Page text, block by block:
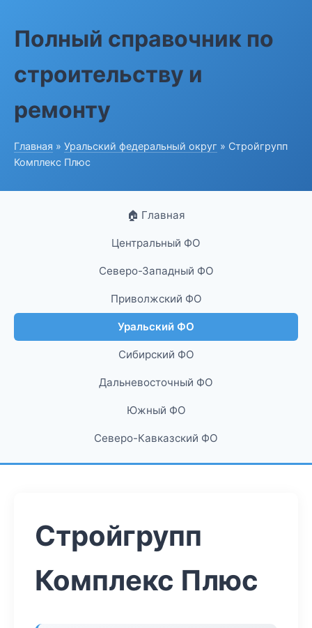
Полный справочник по
строительству и
ремонту
Главная » Уральский федеральный округ » Стройгрупп
Комплекс Плюс
🏠 Главная
Центральный ФО
Северо-Западный ФО
Приволжский ФО
Уральский ФО
Сибирский ФО
Дальневосточный ФО
Южный ФО
Северо-Кавказский ФО
Стройгрупп
Комплекс Плюс